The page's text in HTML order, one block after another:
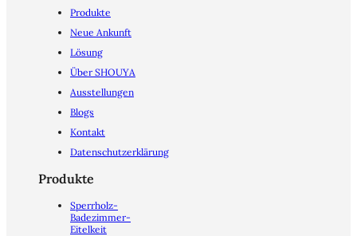
Produkte
Neue Ankunft
Lösung
Über SHOUYA
Ausstellungen
Blogs
Kontakt
Datenschutzerklärung
Produkte
Sperrholz-
Badezimmer-
Eitelkeit